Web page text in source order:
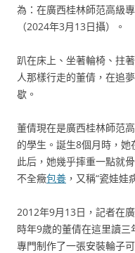
為：在廣西桂林師范高級
（2024年3月13日攝）。
趴在床上、坐著輪椅、拄
人那樣行走的董倩，在追
歇。
董倩現在是廣西桂林師范
的學生。誕生8個月時，她
此后，她幾乎摔重一點就
不全癥包養 ，又稱“瓷娃娃
2012年9月13日，記者在
時年9歲的董倩在這里讀
專門制作了一張安裝輪子